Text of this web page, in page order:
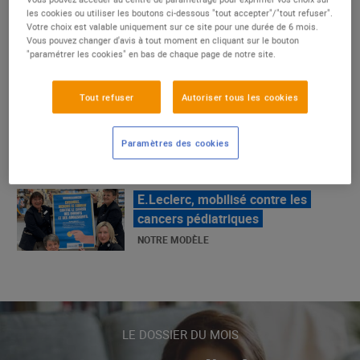
un succès
NOTRE MODÈLE
E.Leclerc, mobilisé contre les
cancers pédiatriques
LE MOUVEMENT E.LECLERC ET
SES COMBATS
NOTRE MODÈLE
« Repérage » - La nouvelle revue de
tendances de Marque Repère
ALIMENTATION DE QUALITÉ
LE DOSSIER DU MOIS
les cookies ou utiliser les boutons ci-dessous "tout accepter"/"tout refuser".
Votre choix est valable uniquement sur ce site pour une durée de 6 mois.
Vous pouvez changer d'avis à tout moment en cliquant sur le bouton
"paramétrer les cookies" en bas de chaque page de notre site.
Tout refuser Autoriser tous les cookies
Paramètres des cookies